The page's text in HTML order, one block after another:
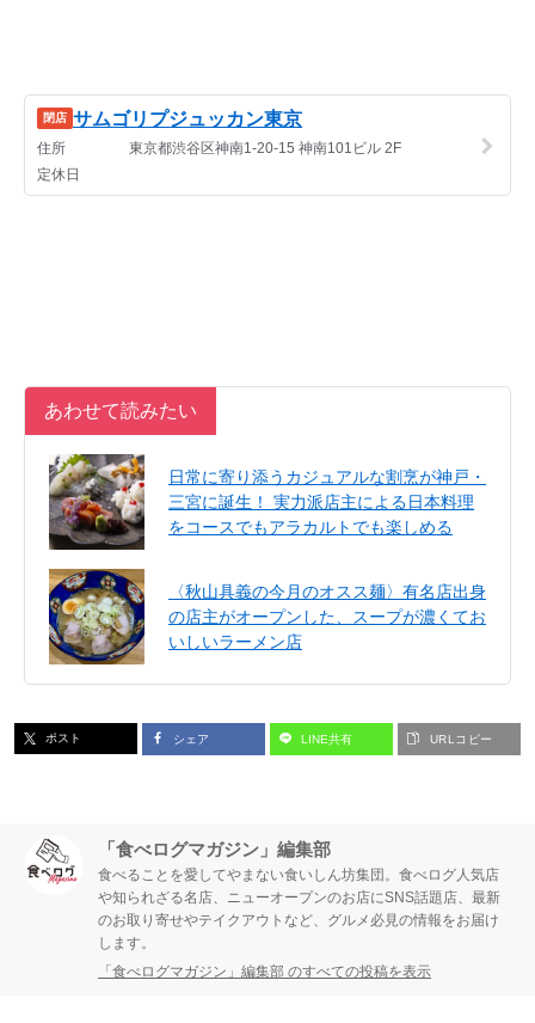
あわせて読みたい
日常に寄り添うカジュアルな割烹が神戸・
三宮に誕生！ 実力派店主による日本料理
をコースでもアラカルトでも楽しめる
〈秋山具義の今月のオスス麺〉有名店出身
の店主がオープンした、スープが濃くてお
いしいラーメン店
ポスト シェア LINE共有 URLコピー
「食べログマガジン」編集部
食べることを愛してやまない食いしん坊集団。食べログ人気店
や知られざる名店、ニューオープンのお店にSNS話題店、最新
のお取り寄せやテイクアウトなど、グルメ必見の情報をお届け
します。
「食べログマガジン」編集部 のすべての投稿を表示